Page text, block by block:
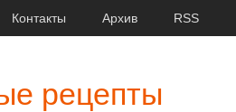
Контакты Архив RSS
рецепты